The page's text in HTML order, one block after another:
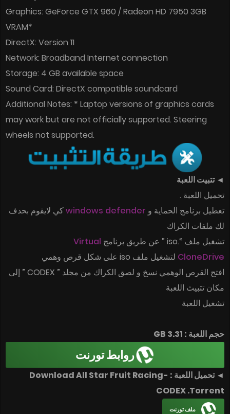
Graphics: GeForce GTX 960 / Radeon HD 7950 3GB
VRAM*
DirectX: Version 11
Network: Broadband Internet connection
Storage: 4 GB available space
Sound Card: DirectX compatible soundcard
Additional Notes: * Laptop versions of graphics cards
may work but are not officially supported. Steering
wheels not supported.
◄ تتبيت اللعبة
تحميل اللعبة .
تعطيل برنامج الحماية و windows defenderكي لايقوم بحدف
لك ملفات الكراك
تشغيل ملف “.iso ” عن طريق برنامج
Virtual
CloneDrive لتشغيل ملف iso على شكل قرص وهمي
افتح القرص الوهمي نسخ و لصق الكراك من مجلد ” CODEX ” إلى
مكان تتبيث اللعبة
تشغيل اللعبة
حجم اللعبة : 3.31 GB
روابط تورنت
◄ تحميل اللعبة : Download All Star Fruit Racing-
CODEX .Torrent
ملف تورنت